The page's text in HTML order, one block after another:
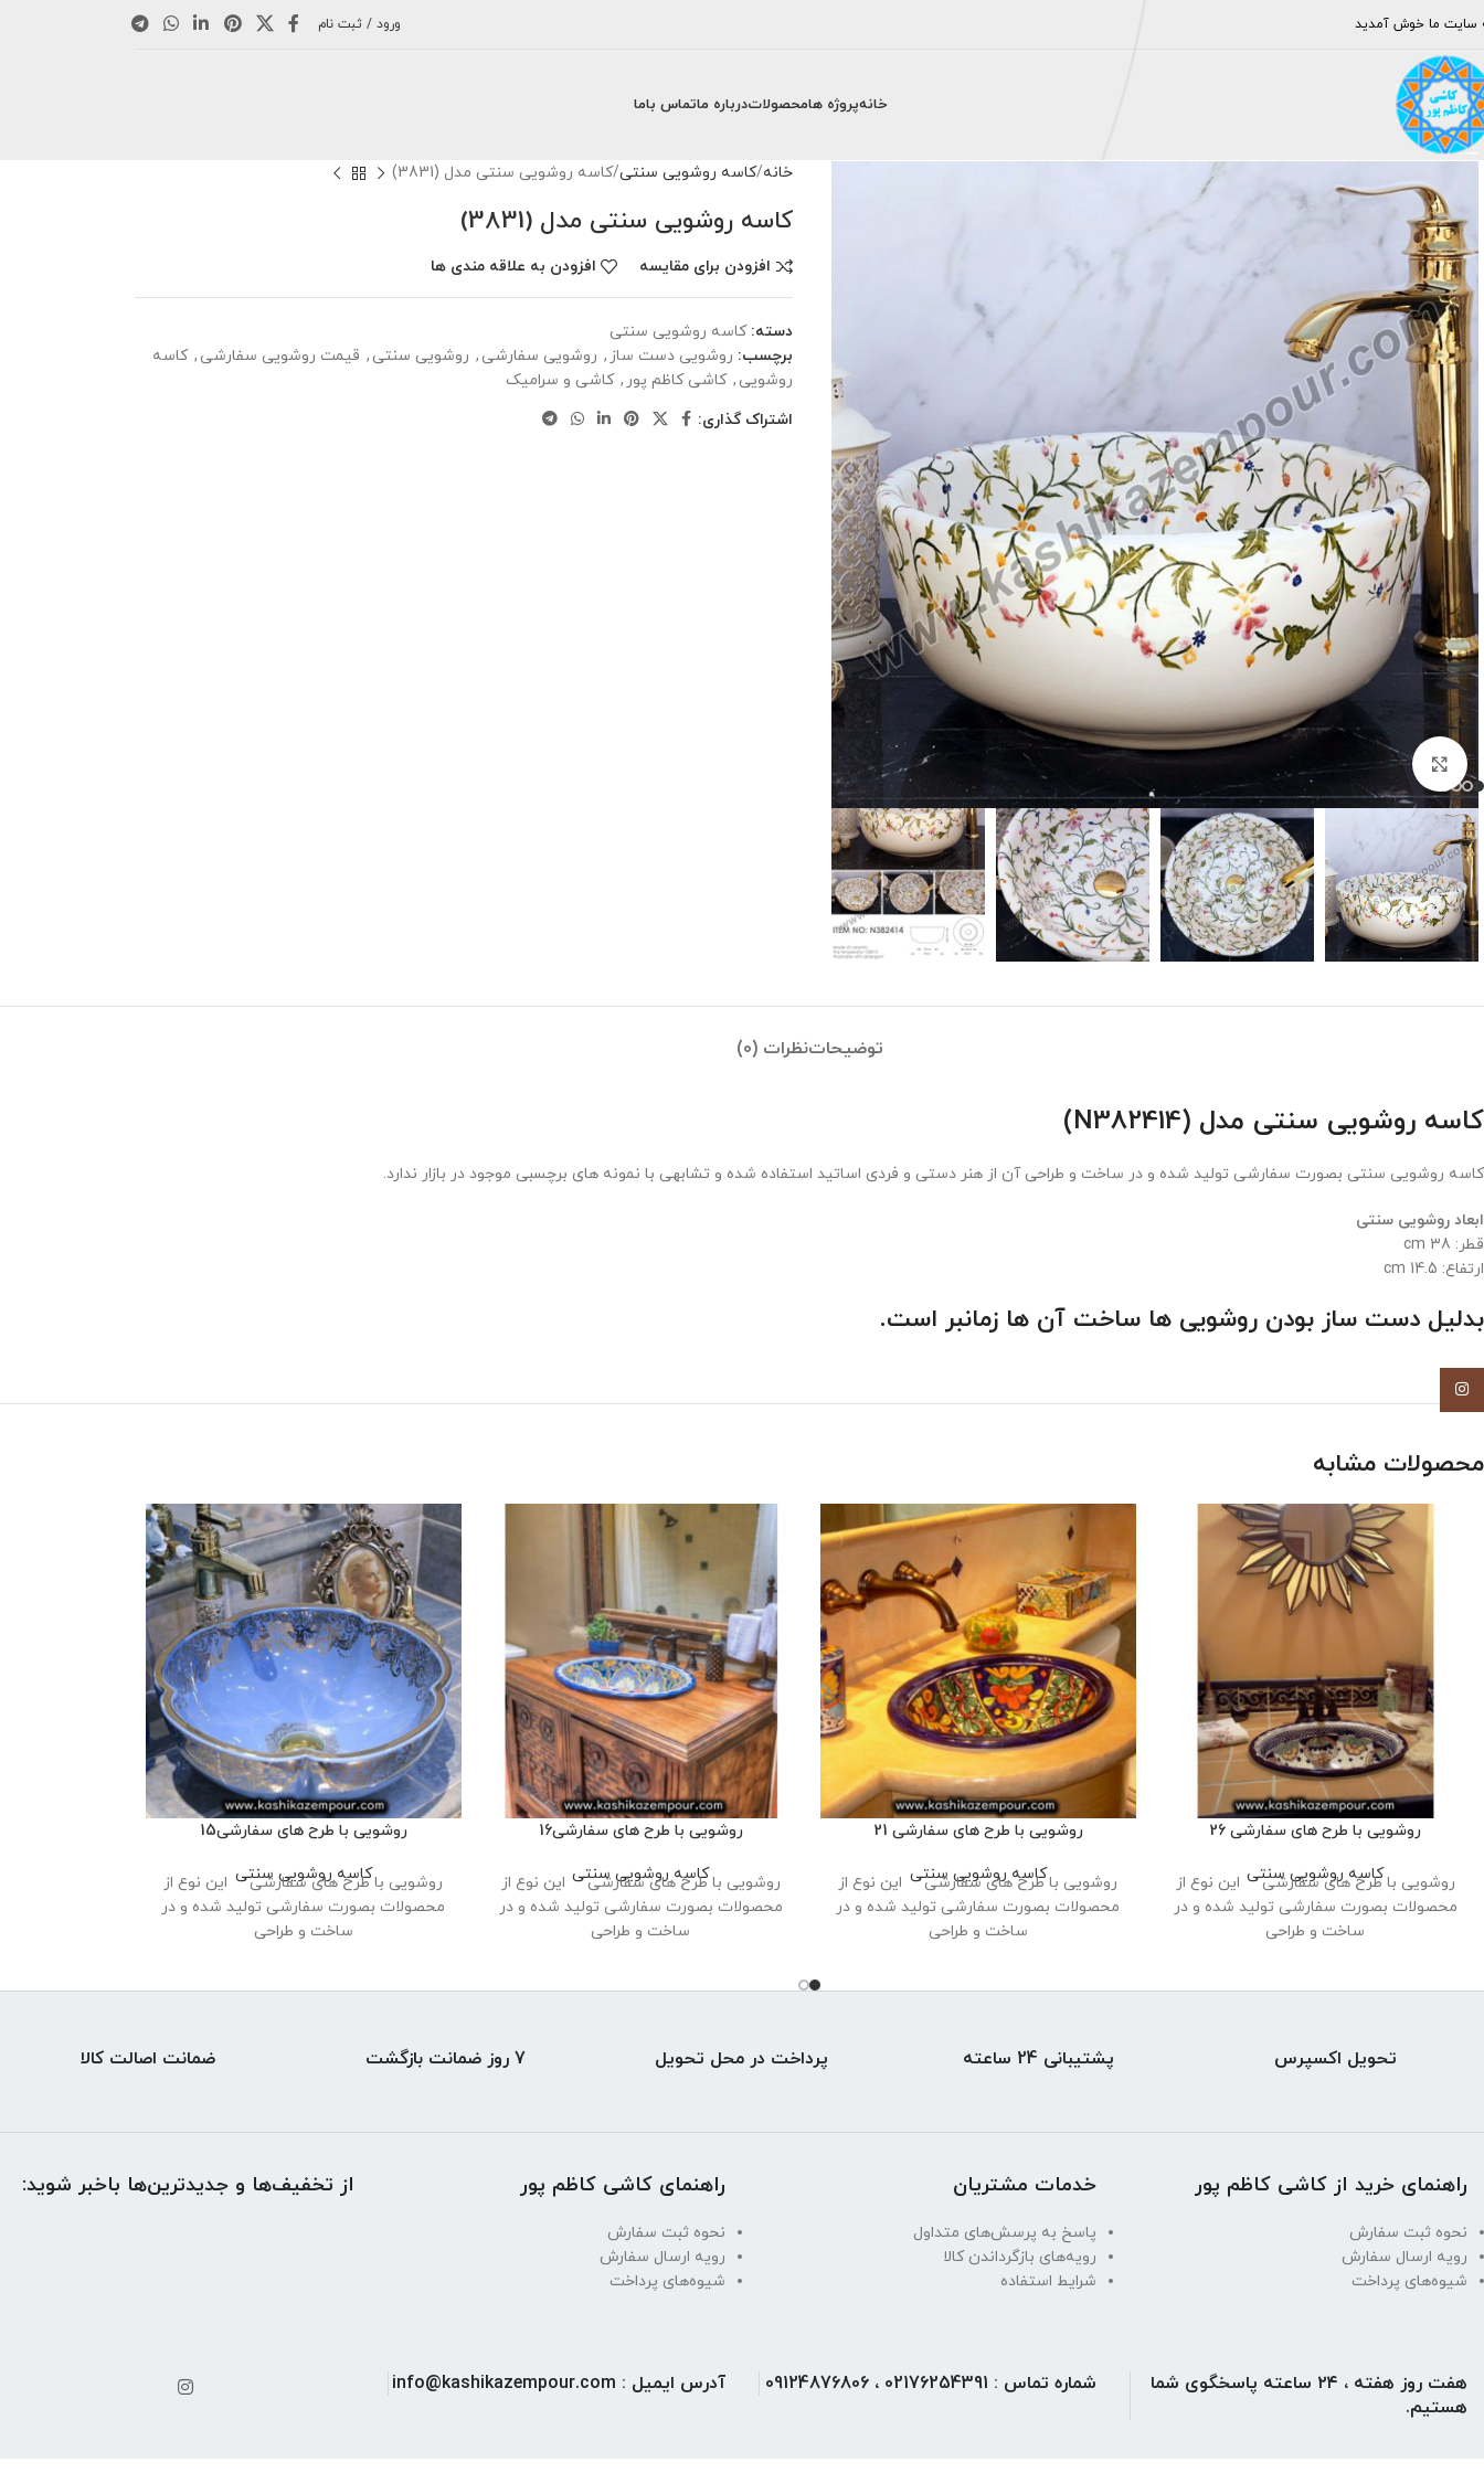
سایت ما خوش آمدید ورود / ثبت نام
خانهپروژه هامحصولاتدرباره ماتماس باما
برای بزرگنمایی کلیک کنید
خانه کاسه روشویی سنتی کاسه روشویی سنتی مدل (3831)
کاسه روشویی سنتی مدل (3831)
افزودن برای مقایسه افزودن به علاقه مندی ها
دسته: کاسه روشویی سنتی
برچسب: روشویی دست ساز , روشویی سفارشی , روشویی سنتی , قیمت روشویی سفارشی , کاسه
روشویی , کاشی کاظم پور , کاشی و سرامیک
اشتراک گذاری:
توضیحاتنظرات (0)
کاسه روشویی سنتی مدل (N382414)
کاسه روشویی سنتی بصورت سفارشی تولید شده و در ساخت و طراحی آن از هنر دستی و فردی اساتید استفاده شده و تشابهی با نمونه های برچسبی موجود در بازار ندارد.
ابعاد روشویی سنتی
قطر: 38 cm
ارتفاع: 14.5 cm
بدلیل دست ساز بودن روشویی ها ساخت آن ها زمانبر است.
محصولات مشابه
روشویی با طرح های سفارشی 26
کاسه روشویی سنتی
روشویی با طرح های سفارشی این نوع از
محصولات بصورت سفارشی تولید شده و در
ساخت و طراحی
روشویی با طرح های سفارشی 21
کاسه روشویی سنتی
روشویی با طرح های سفارشی این نوع از
محصولات بصورت سفارشی تولید شده و در
ساخت و طراحی
روشویی با طرح های سفارشی16
کاسه روشویی سنتی
روشویی با طرح های سفارشی این نوع از
محصولات بصورت سفارشی تولید شده و در
ساخت و طراحی
روشویی با طرح های سفارشی15
کاسه روشویی سنتی
روشویی با طرح های سفارشی این نوع از
محصولات بصورت سفارشی تولید شده و در
ساخت و طراحی
ضمانت اصالت کالا 7 روز ضمانت بازگشت پرداخت در محل تحویل پشتیبانی 24 ساعته تحویل اکسپرس
از تخفیف‌ها و جدیدترین‌ها باخبر شوید: راهنمای کاشی کاظم پور
نحوه ثبت سفارش
رویه ارسال سفارش
شیوه‌های پرداخت
خدمات مشتریان
پاسخ به پرسش‌های متداول
رویه‌های بازگرداندن کالا
شرایط استفاده
راهنمای خرید از کاشی کاظم پور
نحوه ثبت سفارش
رویه ارسال سفارش
شیوه‌های پرداخت
آدرس ایمیل : info@kashikazempour.com شماره تماس : 02176254391 ، 09124876806
هفت روز هفته ، ۲۴ ساعته پاسخگوی شما
هستیم.